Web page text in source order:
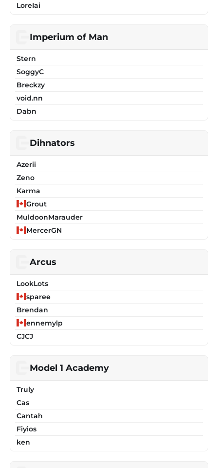
LoreIai
Imperium of Man
Stern
SoggyC
Breckzy
void.nn
Dabn
Dihnators
Azerii
Zeno
Karma
Grout
MuldoonMarauder
MercerGN
Arcus
LookLots
sparee
Brendan
ennemylp
CJCJ
Model 1 Academy
Truly
Cas
Cantah
Fiyios
ken